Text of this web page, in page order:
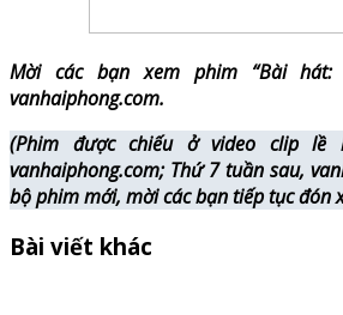
Mời các bạn xem phim “Bài hát:
vanhaiphong.com.
(Phim được chiếu ở video clip lề
vanhaiphong.com; Thứ 7 tuần sau,
bộ phim mới, mời các bạn tiếp tục đón
Bài viết khác